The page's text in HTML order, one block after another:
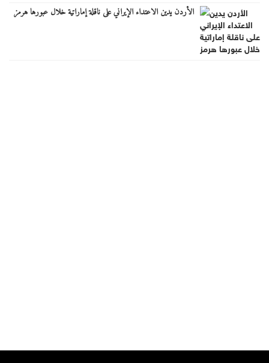
الأردن يدين الاعتداء الإيراني على ناقلة إماراتية خلال عبورها هرمز